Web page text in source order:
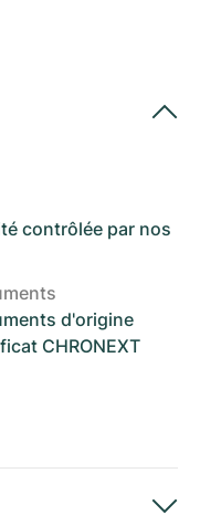
contrôlée par nos
d'origine
CHRONEXT